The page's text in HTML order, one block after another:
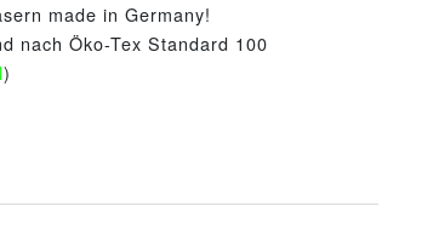
made in Germany!
nach Öko-Tex Standard 100
)